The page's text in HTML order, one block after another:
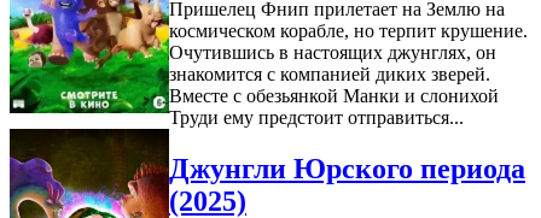
Пришелец Фнип прилетает на Землю на
космическом корабле, но терпит крушение.
Очутившись в настоящих джунглях, он
знакомится с компанией диких зверей.
Вместе с обезьянкой Манки и слонихой
Труди ему предстоит отправиться...
Джунгли Юрского периода
(2025)